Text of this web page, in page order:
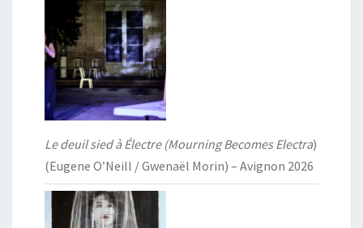
Le deuil sied à Électre (Mourning Becomes Electra)
(Eugene O’Neill / Gwenaël Morin) – Avignon 2026